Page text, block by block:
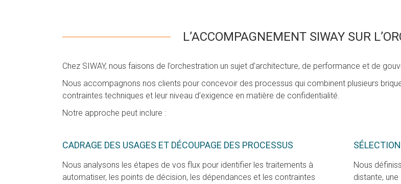
L’ACCOMPAGNEMENT SIWAY SUR
Chez SIWAY, nous faisons de l’orchestration un sujet d’architecture, de performance et de
Nous accompagnons nos clients pour concevoir des processus qui combinent plusieurs
contraintes techniques et leur niveau d’exigence en matière de confidentialité.
Notre approche peut inclure :
CADRAGE DES USAGES ET DÉCOUPAGE DES PROCESSUS
Nous analysons les étapes de vos flux pour identifier les traitements à
automatiser, les points de décision, les dépendances et les contraintes
Nous
distante,